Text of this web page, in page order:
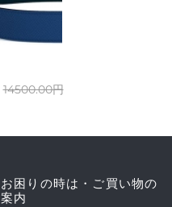
14500.00円
お困りの時は・ご買い物の
案内